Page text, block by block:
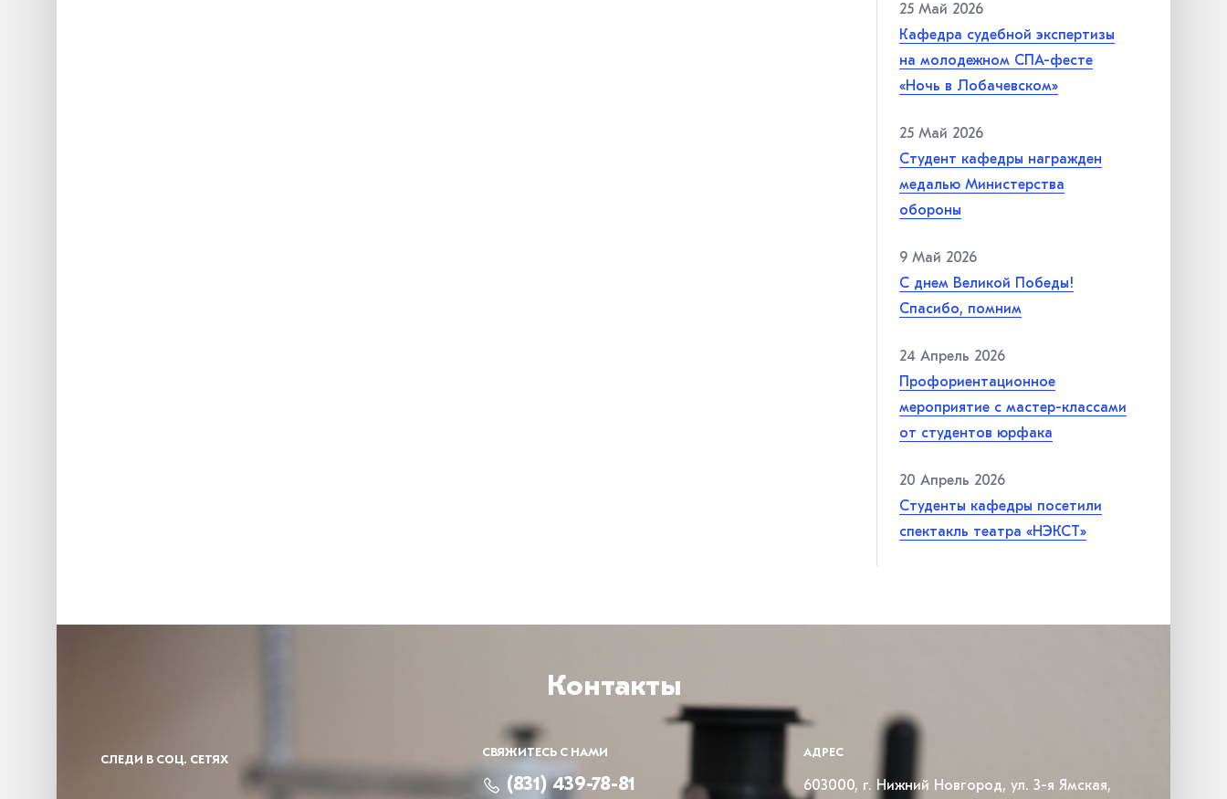
25 Май 2026
Кафедра судебной экспертизы
на молодежном СПА-фесте
«Ночь в Лобачевском»
25 Май 2026
Студент кафедры награжден
медалью Министерства
обороны
9 Май 2026
С днем Великой Победы!
Спасибо, помним
24 Апрель 2026
Профориентационное
мероприятие с мастер-классами
от студентов юрфака
20 Апрель 2026
Студенты кафедры посетили
спектакль театра «НЭКСТ»
Контакты
СЛЕДИ В СОЦ. СЕТЯХ
СВЯЖИТЕСЬ С НАМИ
(831) 439-78-81
АДРЕС
603000, г. Нижний Новгород, ул. 3-я Ямская,